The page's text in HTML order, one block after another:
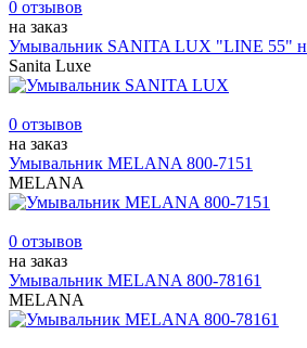
0 отзывов
на заказ
Умывальник SANITA LUX "LINE 55"
Sanita Luxe
0 отзывов
на заказ
Умывальник MELANA 800-7151
MELANA
0 отзывов
на заказ
Умывальник MELANA 800-78161
MELANA